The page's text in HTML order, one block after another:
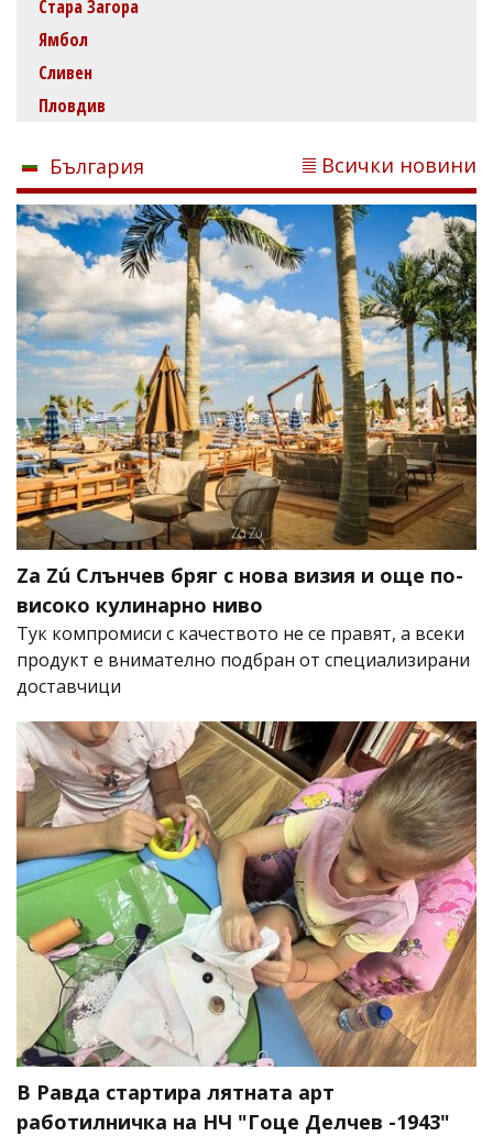
Стара Загора
Ямбол
Сливен
Пловдив
България Всички новини
Za Zú Слънчев бряг с нова визия и още по-
високо кулинарно ниво
Тук компромиси с качеството не се правят, а всеки
продукт е внимателно подбран от специализирани
доставчици
В Равда стартира лятната арт
работилничка на НЧ "Гоце Делчев -1943"